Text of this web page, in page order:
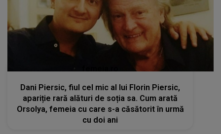
Dani Piersic, fiul cel mic al lui Florin Piersic,
apariție rară alături de soția sa. Cum arată
Orsolya, femeia cu care s-a căsătorit în urmă
cu doi ani